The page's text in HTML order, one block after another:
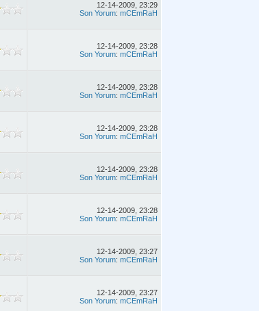
12-14-2009, 23:29
Son Yorum: mCEmRaH
12-14-2009, 23:28
Son Yorum: mCEmRaH
12-14-2009, 23:28
Son Yorum: mCEmRaH
12-14-2009, 23:28
Son Yorum: mCEmRaH
12-14-2009, 23:28
Son Yorum: mCEmRaH
12-14-2009, 23:28
Son Yorum: mCEmRaH
12-14-2009, 23:27
Son Yorum: mCEmRaH
12-14-2009, 23:27
Son Yorum: mCEmRaH